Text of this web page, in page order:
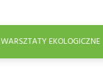
WARSZTATY EKOLOGICZNE